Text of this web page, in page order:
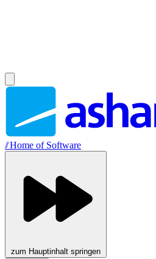
//Home of Software
zum Hauptinhalt springen